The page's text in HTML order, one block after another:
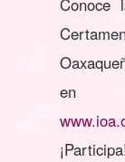
Conoce
en
¡Participa!